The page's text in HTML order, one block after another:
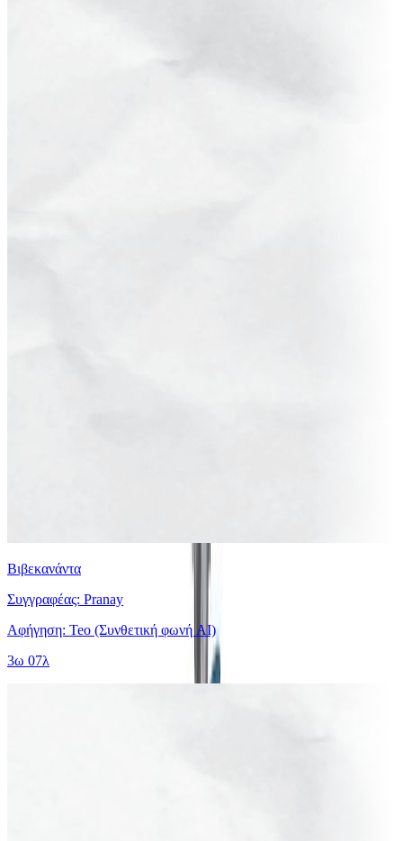
Βιβεκανάντα
Συγγραφέας: Pranay
Αφήγηση: Teo (Συνθετική φωνή AI)
3ω 07λ